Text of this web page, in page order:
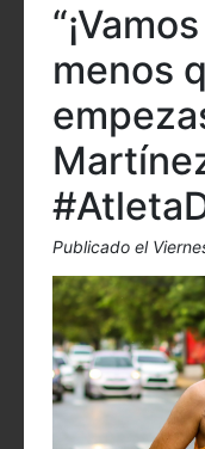
menos
Publicado el